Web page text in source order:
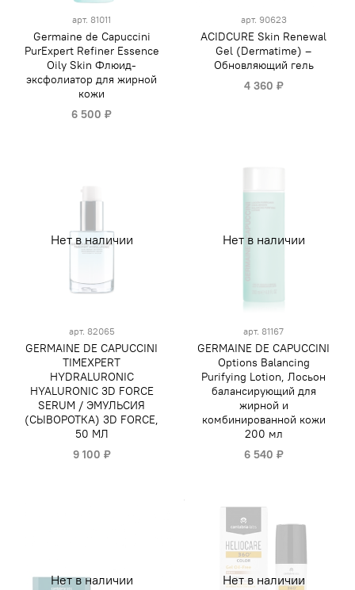
арт. 81011
Germaine de Capuccini
PurExpert Refiner Essence
Oily Skin Флюид-
эксфолиатор для жирной
кожи
6 500 ₽
арт. 90623
ACIDCURE Skin Renewal
Gel (Dermatime) –
Обновляющий гель
4 360 ₽
Нет в наличии
арт. 82065
GERMAINE DE CAPUCCINI
TIMEXPERT
HYDRALURONIC
HYALURONIC 3D FORCE
SERUM / ЭМУЛЬСИЯ
(СЫВОРОТКА) 3D FORCE,
50 МЛ
9 100 ₽
Нет в наличии
арт. 81167
GERMAINE DE CAPUCCINI
Options Balancing
Purifying Lotion, Лосьон
балансирующий для
жирной и
комбинированной кожи
200 мл
6 540 ₽
Нет в наличии Нет в наличии